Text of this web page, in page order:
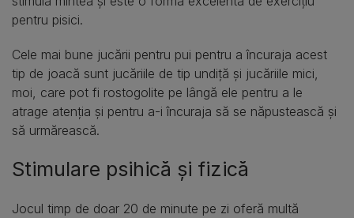
pentru pisici.
Cele mai bune jucării pentru pui pentru a încuraja acest
tip de joacă sunt jucăriile de tip undiță și jucăriile mici,
moi, care pot fi rostogolite pe lângă ele pentru a le
atrage atenția și pentru a-i încuraja să se năpustească și
să urmărească.
Stimulare psihică și fizică
Jocul timp de doar 20 de minute pe zi oferă multă